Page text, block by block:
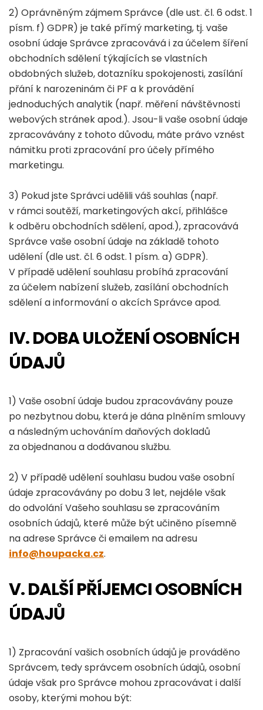
2) Oprávněným zájmem Správce (dle ust. čl. 6 odst. 1
písm. f) GDPR) je také přímý marketing, tj. vaše
osobní údaje Správce zpracovává i za účelem šíření
obchodních sdělení týkajících se vlastních
obdobných služeb, dotazníku spokojenosti, zasílání
přání k narozeninám či PF a k provádění
jednoduchých analytik (např. měření návštěvnosti
webových stránek apod.). Jsou-li vaše osobní údaje
zpracovávány z tohoto důvodu, máte právo vznést
námitku proti zpracování pro účely přímého
marketingu.
3) Pokud jste Správci udělili váš souhlas (např.
v rámci soutěží, marketingových akcí, přihlášce
k odběru obchodních sdělení, apod.), zpracovává
Správce vaše osobní údaje na základě tohoto
udělení (dle ust. čl. 6 odst. 1 písm. a) GDPR).
V případě udělení souhlasu probíhá zpracování
za účelem nabízení služeb, zasílání obchodních
sdělení a informování o akcích Správce apod.
IV. DOBA ULOŽENÍ OSOBNÍCH
ÚDAJŮ
1) Vaše osobní údaje budou zpracovávány pouze
po nezbytnou dobu, která je dána plněním smlouvy
a následným uchováním daňových dokladů
za objednanou a dodávanou službu.
2) V případě udělení souhlasu budou vaše osobní
údaje zpracovávány po dobu 3 let, nejdéle však
do odvolání Vašeho souhlasu se zpracováním
osobních údajů, které může být učiněno písemně
na adrese Správce či emailem na adresu
info@houpacka.cz.
V. DALŠÍ PŘÍJEMCI OSOBNÍCH
ÚDAJŮ
1) Zpracování vašich osobních údajů je prováděno
Správcem, tedy správcem osobních údajů, osobní
údaje však pro Správce mohou zpracovávat i další
osoby, kterými mohou být: